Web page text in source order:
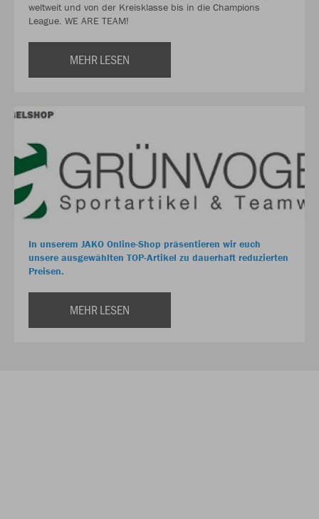
weltweit und von der Kreisklasse bis in die Champions
League. WE ARE TEAM!
MEHR LESEN
In unserem JAKO Online-Shop präsentieren wir euch
unsere ausgewählten TOP-Artikel zu dauerhaft reduzierten
Preisen.
MEHR LESEN